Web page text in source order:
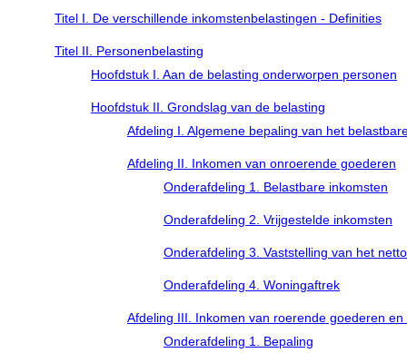
Titel I. De verschillende inkomstenbelastingen - Definities
Titel II. Personenbelasting
Hoofdstuk I. Aan de belasting onderworpen personen
Hoofdstuk II. Grondslag van de belasting
Afdeling I. Algemene bepaling van het
Afdeling II. Inkomen van onroerende goederen
Onderafdeling 1. Belastbare inkomsten
Onderafdeling 2. Vrijgestelde inkomsten
Onderafdeling 3. Vaststelling van het
Onderafdeling 4. Woningaftrek
Afdeling III. Inkomen van roerende goederen en
Onderafdeling 1. Bepaling